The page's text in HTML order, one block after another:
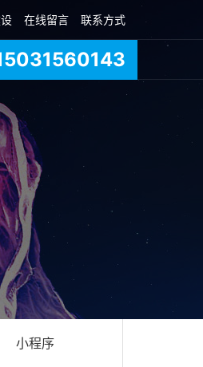
在线留言 联系方式
小程序